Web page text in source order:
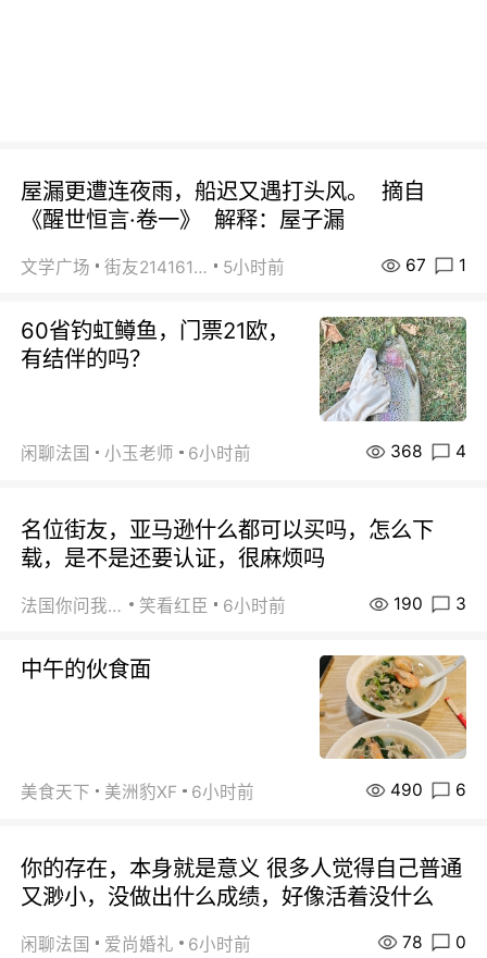
屋漏更遭连夜雨，船迟又遇打头风。 摘自
《醒世恒言·卷一》 解释：屋子漏
文学广场 街友21416156 5小时前 67 1
60省钓虹鳟鱼，门票21欧，
有结伴的吗？
闲聊法国 小玉老师 6小时前 368 4
名位街友，亚马逊什么都可以买吗，怎么下
载，是不是还要认证，很麻烦吗
法国你问我答 笑看红臣 6小时前 190 3
中午的伙食面
美食天下 美洲豹XF 6小时前 490 6
你的存在，本身就是意义 很多人觉得自己普通
又渺小，没做出什么成绩，好像活着没什么
闲聊法国 爱尚婚礼 6小时前 78 0